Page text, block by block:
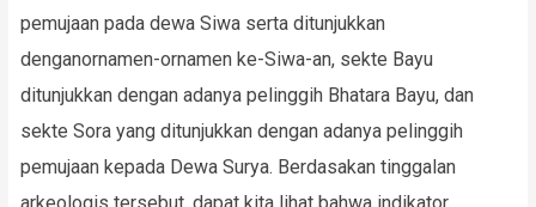
pemujaan pada dewa Siwa serta ditunjukkan
denganornamen-ornamen ke-Siwa-an, sekte Bayu
ditunjukkan dengan adanya pelinggih Bhatara Bayu, dan
sekte Sora yang ditunjukkan dengan adanya pelinggih
pemujaan kepada Dewa Surya. Berdasakan tinggalan